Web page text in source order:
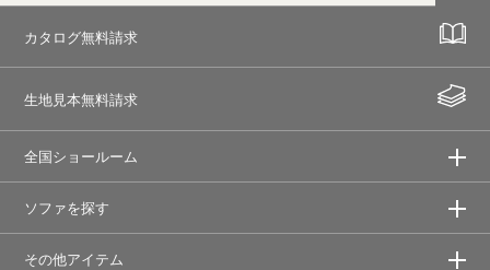
カタログ無料請求
生地見本無料請求
全国ショールーム
ソファを探す
その他アイテム